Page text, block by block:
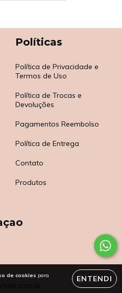
de cookies para
ENTENDI
Políticas
Política de Privacidade e
Termos de Uso
Política de Trocas e
Devoluções
Pagamentos Reembolso
Política de Entrega
Contato
Produtos